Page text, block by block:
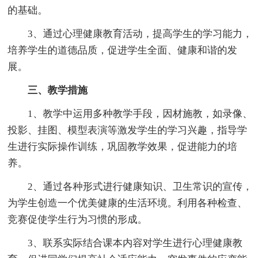
的基础。
3、通过心理健康教育活动，提高学生的学习能力，
培养学生的道德品质，促进学生全面、健康和谐的发
展。
三、教学措施
1、教学中运用多种教学手段，因材施教，如录像、
投影、挂图、模型表演等激发学生的学习兴趣，指导学
生进行实际操作训练，巩固教学效果，促进能力的培
养。
2、通过各种形式进行健康知识、卫生常识的宣传，
为学生创造一个优美健康的生活环境。利用各种检查、
竞赛促使学生行为习惯的形成。
3、联系实际结合课本内容对学生进行心理健康教